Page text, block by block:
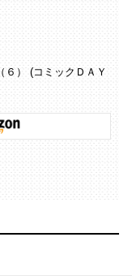
６） (コミックＤＡＹ